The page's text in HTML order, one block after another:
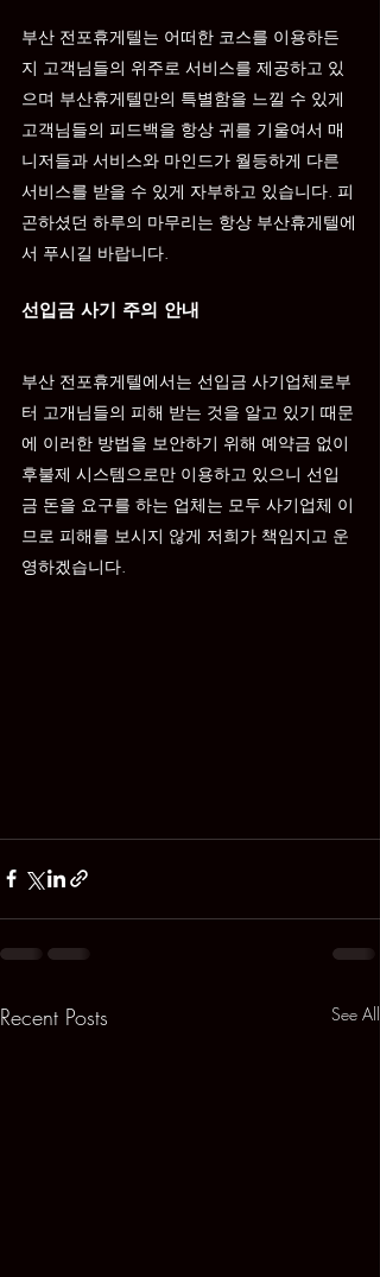
부산 전포휴게텔는 어떠한 코스를 이용하든
지 고객님들의 위주로 서비스를 제공하고 있
으며 부산휴게텔만의 특별함을 느낄 수 있게
고객님들의 피드백을 항상 귀를 기울여서 매
니저들과 서비스와 마인드가 월등하게 다른
서비스를 받을 수 있게 자부하고 있습니다. 피
곤하셨던 하루의 마무리는 항상 부산휴게텔에
서 푸시길 바랍니다.
선입금 사기 주의 안내
부산 전포휴게텔에서는 선입금 사기업체로부
터 고개님들의 피해 받는 것을 알고 있기 때문
에 이러한 방법을 보안하기 위해 예약금 없이
후불제 시스템으로만 이용하고 있으니 선입
금 돈을 요구를 하는 업체는 모두 사기업체 이
므로 피해를 보시지 않게 저희가 책임지고 운
영하겠습니다.
Recent Posts See All